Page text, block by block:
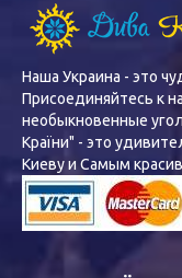
Наша Украина - это
Присоединяйтесь к
необыкновенные
Країни" - это
Киеву и Самым